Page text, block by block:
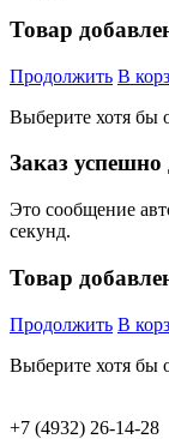
Товар
Продолжить В
Выберите хотя бы
Заказ
Это сообщение
секунд.
Товар
Продолжить В
Выберите хотя бы
+7 (4932) 26-14-28